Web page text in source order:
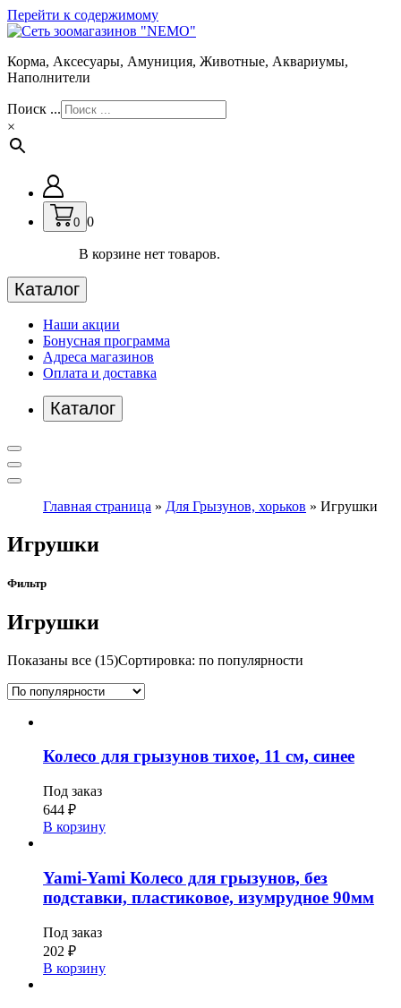
Перейти к содержимому
Корма, Аксесуары, Амуниция, Животные, Аквариумы,
Наполнители
Поиск ...
×
0 0
В корзине нет товаров.
Каталог
Наши акции
Бонусная программа
Адреса магазинов
Оплата и доставка
Каталог
Главная страница » Для Грызунов, хорьков » Игрушки
Игрушки
Фильтр
Игрушки
Показаны все (15)Сортировка: по популярности
Колесо для грызунов тихое, 11 см, синее
Под заказ
644 ₽
В корзину
Yami-Yami Колесо для грызунов, без
подставки, пластиковое, изумрудное 90мм
Под заказ
202 ₽
В корзину